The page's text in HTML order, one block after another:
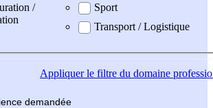
/
Sport
Transport / Logistique
Appliquerle filtre du domaine
demandée